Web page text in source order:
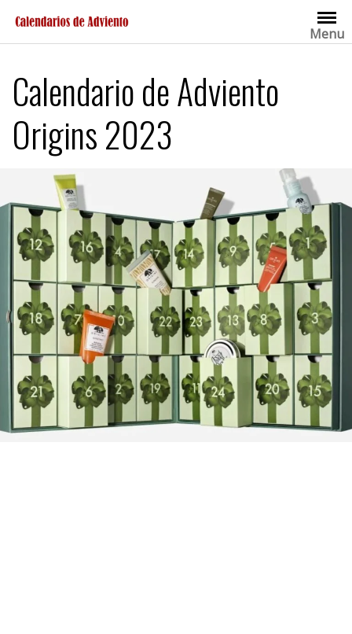
contenido
Menu
Calendario de Adviento
Origins 2023